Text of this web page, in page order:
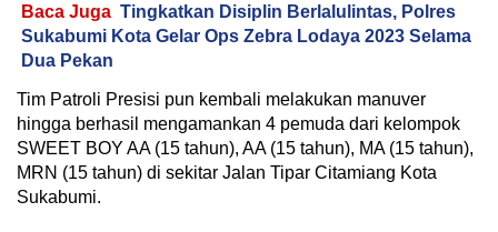
Baca Juga Tingkatkan Disiplin Berlalulintas, Polres
Sukabumi Kota Gelar Ops Zebra Lodaya 2023 Selama
Dua Pekan
Tim Patroli Presisi pun kembali melakukan manuver
hingga berhasil mengamankan 4 pemuda dari kelompok
SWEET BOY AA (15 tahun), AA (15 tahun), MA (15 tahun),
MRN (15 tahun) di sekitar Jalan Tipar Citamiang Kota
Sukabumi.